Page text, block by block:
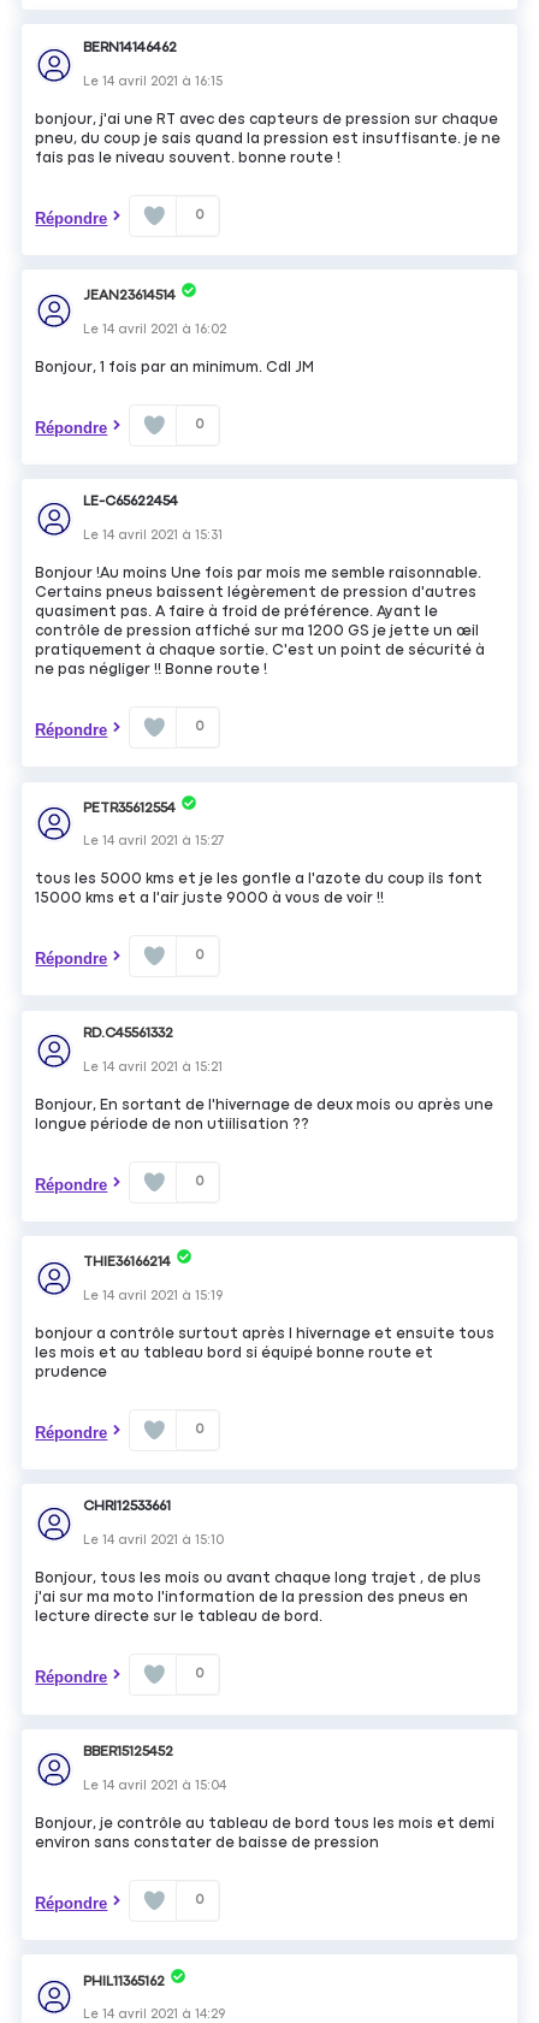
BERN14146462
Le14 avril 2021 à16:15
bonjour, j'ai une RT avec des capteurs de pression sur chaque
pneu, du coup je sais quand la pression est insuffisante. je ne
fais pas le niveau souvent. bonne route !
Répondre 0
JEAN23614514
Le14 avril 2021 à16:02
Bonjour, 1 fois par an minimum. Cdl JM
Répondre 0
LE-C65622454
Le14 avril 2021 à15:31
Bonjour !Au moins Une fois par mois me semble raisonnable.
Certains pneus baissent légèrement de pression d'autres
quasiment pas. A faire à froid de préférence. Ayant le
contrôle de pression affiché sur ma 1200 GS je jette un œil
pratiquement à chaque sortie. C'est un point de sécurité à
ne pas négliger !! Bonne route !
Répondre 0
PETR35612554
Le14 avril 2021 à15:27
tous les 5000 kms et je les gonfle a l'azote du coup ils font
15000 kms et a l'air juste 9000 à vous de voir !!
Répondre 0
RD.C45561332
Le14 avril 2021 à15:21
Bonjour, En sortant de l'hivernage de deux mois ou après une
longue période de non utiilisation ??
Répondre 0
THIE36166214
Le14 avril 2021 à15:19
bonjour a contrôle surtout après l hivernage et ensuite tous
les mois et au tableau bord si équipé bonne route et
prudence
Répondre 0
CHRI12533661
Le14 avril 2021 à15:10
Bonjour, tous les mois ou avant chaque long trajet , de plus
j'ai sur ma moto l'information de la pression des pneus en
lecture directe sur le tableau de bord.
Répondre 0
BBER15125452
Le14 avril 2021 à15:04
Bonjour, je contrôle au tableau de bord tous les mois et demi
environ sans constater de baisse de pression
Répondre 0
PHIL11365162
Le14 avril 2021 à14:29